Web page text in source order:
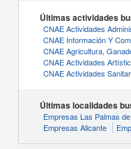
Últimas actividades
CNAE Actividades
CNAE Información Y
CNAE Agricultura,
CNAE Actividades
CNAE Actividades
Últimas localidades
Empresas Las Palmas
Empresas Alicante